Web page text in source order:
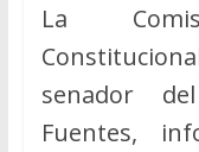
La
senador
Fuentes,